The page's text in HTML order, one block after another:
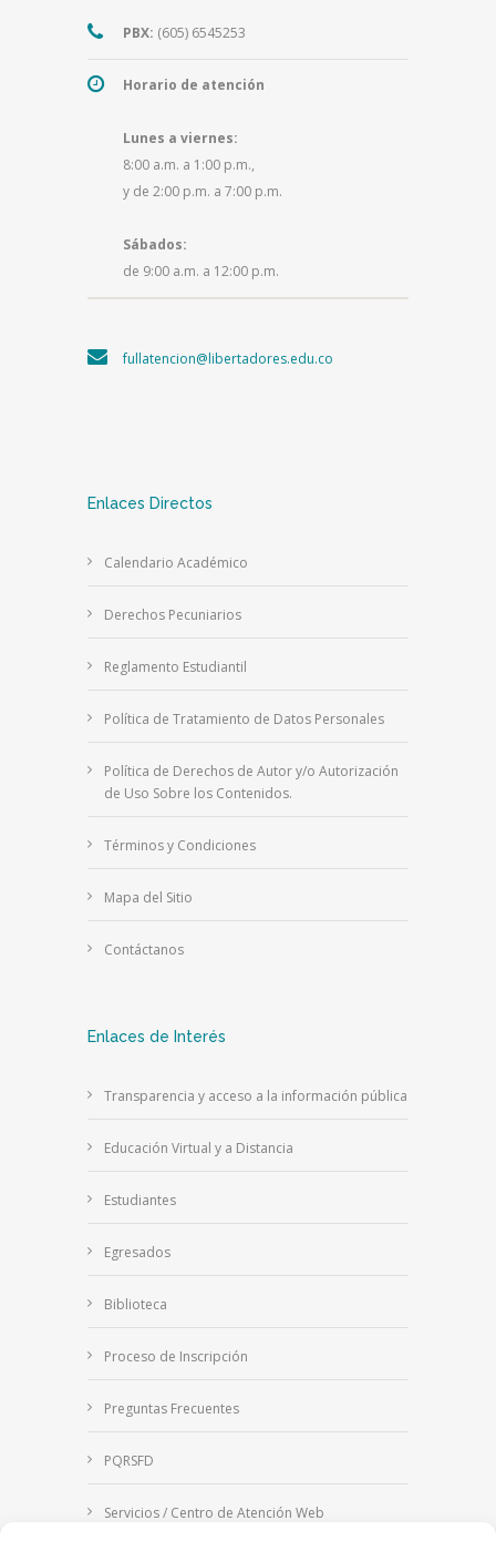
PBX: (605) 6545253
Horario de atención
Lunes a viernes:
8:00 a.m. a 1:00 p.m.,
y de 2:00 p.m. a 7:00 p.m.
Sábados:
de 9:00 a.m. a 12:00 p.m.
fullatencion@libertadores.edu.co
Enlaces Directos
Calendario Académico
Derechos Pecuniarios
Reglamento Estudiantil
Política de Tratamiento de Datos Personales
Política de Derechos de Autor y/o Autorización
de Uso Sobre los Contenidos.
Términos y Condiciones
Mapa del Sitio
Contáctanos
Enlaces de Interés
Transparencia y acceso a la información pública
Educación Virtual y a Distancia
Estudiantes
Egresados
Biblioteca
Proceso de Inscripción
Preguntas Frecuentes
PQRSFD
Servicios / Centro de Atención Web